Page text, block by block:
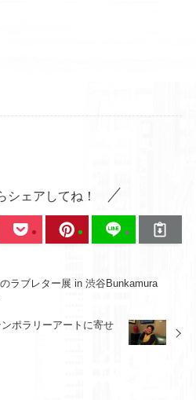
シェアしてね！
ラブレター展 in 渋谷Bunkamura
ポラリーアートに寄せ